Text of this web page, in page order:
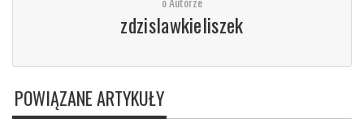
zdzislawkieliszek
POWIĄZANE ARTYKUŁY